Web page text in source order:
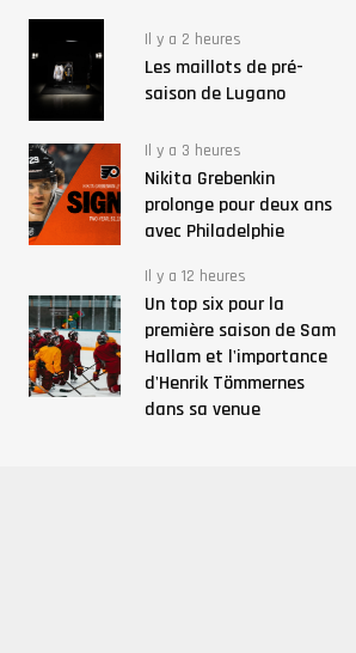
Il y a 2 heures
Les maillots de pré-
saison de Lugano
Il y a 3 heures
Nikita Grebenkin
prolonge pour deux ans
avec Philadelphie
Il y a 12 heures
Un top six pour la
première saison de Sam
Hallam et l'importance
d'Henrik Tömmernes
dans sa venue